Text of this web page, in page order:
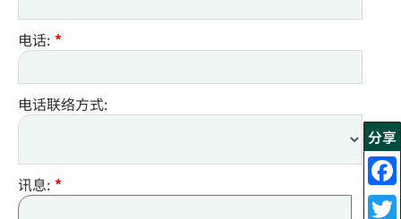
分享
电话: *
电话联络方式:
讯息: *